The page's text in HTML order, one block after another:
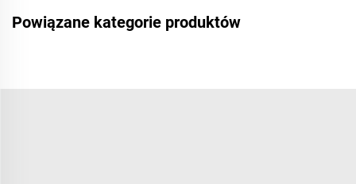
Powiązane kategorie produktów